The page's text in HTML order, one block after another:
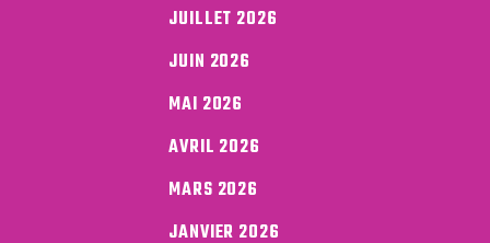
JUILLET 2026
JUIN 2026
MAI 2026
AVRIL 2026
MARS 2026
JANVIER 2026